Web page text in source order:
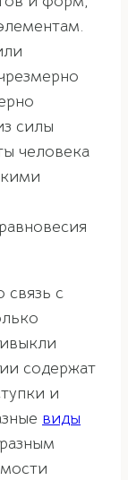
силы
человека
связь с
содержат
и
виды